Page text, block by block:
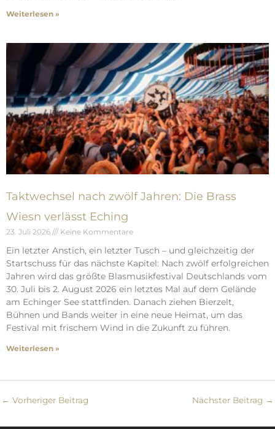
Weiterlesen »
Taktwechsel nach zwölf Jahren: Die Brass
Wiesn verlässt Eching
23. Juli 2026 Keine Kommentare
Ein letzter Anstich, ein letzter Tusch – und gleichzeitig der
Startschuss für das nächste Kapitel: Nach zwölf erfolgreichen
Jahren wird das größte Blasmusikfestival Deutschlands vom
30. Juli bis 2. August 2026 ein letztes Mal auf dem Gelände
am Echinger See stattfinden. Danach ziehen Bierzelt,
Bühnen und Bands weiter in eine neue Heimat, um das
Festival mit frischem Wind in die Zukunft zu führen.
Weiterlesen »
← Vorheriger Beitrag Nächster Beitrag →